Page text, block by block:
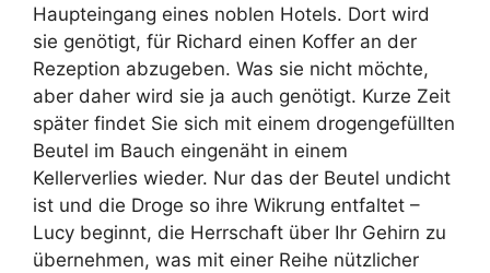
Haupteingang eines noblen Hotels. Dort wird
sie genötigt, für Richard einen Koffer an der
Rezeption abzugeben. Was sie nicht möchte,
aber daher wird sie ja auch genötigt. Kurze Zeit
später findet Sie sich mit einem drogengefüllten
Beutel im Bauch eingenäht in einem
Kellerverlies wieder. Nur das der Beutel undicht
ist und die Droge so ihre Wikrung entfaltet –
Lucy beginnt, die Herrschaft über Ihr Gehirn zu
übernehmen, was mit einer Reihe nützlicher